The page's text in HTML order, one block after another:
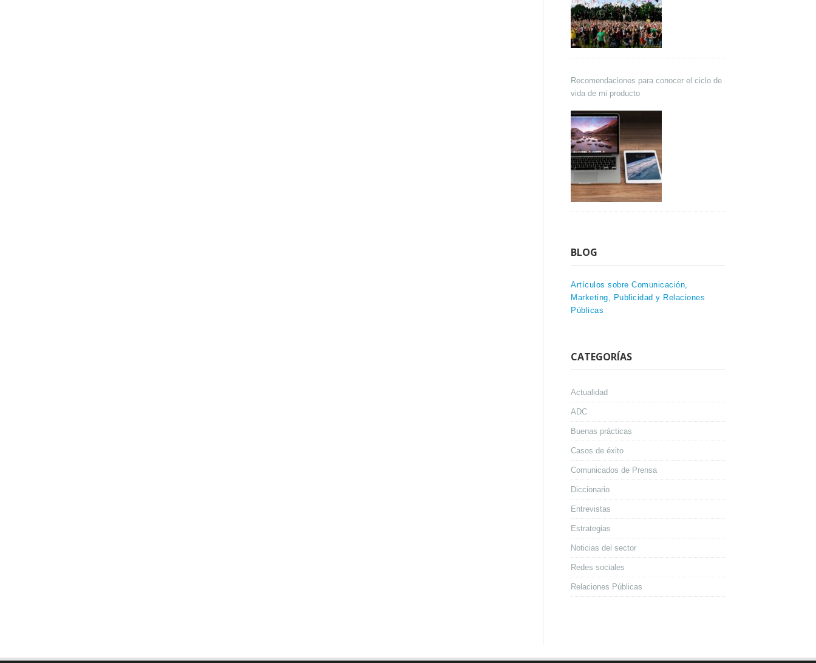
Recomendaciones para conocer el ciclo de
vida de mi producto
BLOG
Artículos sobre Comunicación,
Marketing, Publicidad y Relaciones
Públicas
CATEGORÍAS
Actualidad
ADC
Buenas prácticas
Casos de éxito
Comunicados de Prensa
Diccionario
Entrevistas
Estrategias
Noticias del sector
Redes sociales
Relaciones Públicas